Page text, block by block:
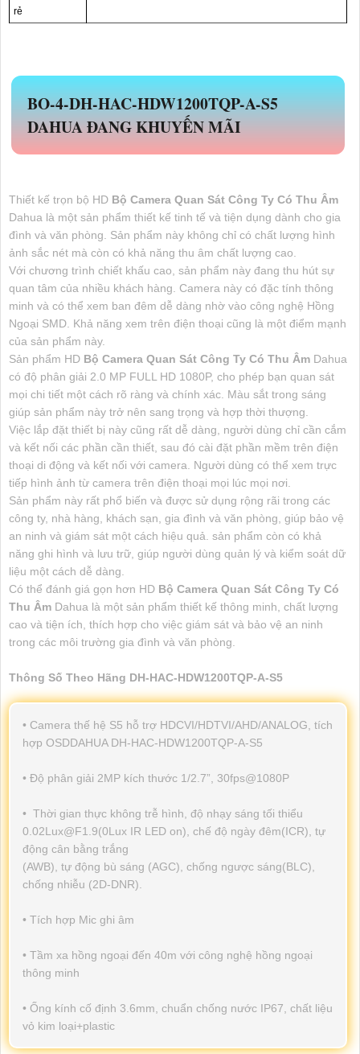
rẻ
BO-4-DH-HAC-HDW1200TQP-A-S5
DAHUA ĐANG KHUYẾN MÃI
Thiết kế trọn bộ HD Bộ Camera Quan Sát Công Ty Có Thu Âm
Dahua là một sản phẩm thiết kế tinh tế và tiện dụng dành cho gia
đình và văn phòng. Sản phẩm này không chỉ có chất lượng hình
ảnh sắc nét mà còn có khả năng thu âm chất lượng cao.
Với chương trình chiết khấu cao, sản phẩm này đang thu hút sự
quan tâm của nhiều khách hàng. Camera này có đặc tính thông
minh và có thể xem ban đêm dễ dàng nhờ vào công nghệ Hồng
Ngoại SMD. Khả năng xem trên điện thoại cũng là một điểm mạnh
của sản phẩm này.
Sản phẩm HD Bộ Camera Quan Sát Công Ty Có Thu Âm Dahua
có độ phân giải 2.0 MP FULL HD 1080P, cho phép bạn quan sát
mọi chi tiết một cách rõ ràng và chính xác. Màu sắt trong sáng
giúp sản phẩm này trở nên sang trọng và hợp thời thượng.
Việc lắp đặt thiết bị này cũng rất dễ dàng, người dùng chỉ cần cắm
và kết nối các phần cần thiết, sau đó cài đặt phần mềm trên điện
thoại di động và kết nối với camera. Người dùng có thể xem trực
tiếp hình ảnh từ camera trên điện thoại mọi lúc mọi nơi.
Sản phẩm này rất phổ biến và được sử dụng rộng rãi trong các
công ty, nhà hàng, khách sạn, gia đình và văn phòng, giúp bảo vệ
an ninh và giám sát một cách hiệu quả. sản phẩm còn có khả
năng ghi hình và lưu trữ, giúp người dùng quản lý và kiểm soát dữ
liệu một cách dễ dàng.
Có thể đánh giá gọn hơn HD Bộ Camera Quan Sát Công Ty Có
Thu Âm Dahua là một sản phẩm thiết kế thông minh, chất lượng
cao và tiện ích, thích hợp cho việc giám sát và bảo vệ an ninh
trong các môi trường gia đình và văn phòng.
Thông Số Theo Hãng DH-HAC-HDW1200TQP-A-S5
• Camera thế hệ S5 hỗ trợ HDCVI/HDTVI/AHD/ANALOG, tích
hợp OSDDAHUA DH-HAC-HDW1200TQP-A-S5
• Độ phân giải 2MP kích thước 1/2.7”, 30fps@1080P
• Thời gian thực không trễ hình, độ nhạy sáng tối thiểu
0.02Lux@F1.9(0Lux IR LED on), chế độ ngày đêm(ICR), tự
động cân bằng trắng
(AWB), tự động bù sáng (AGC), chống ngược sáng(BLC),
chống nhiễu (2D-DNR).
• Tích hợp Mic ghi âm
• Tầm xa hồng ngoại đến 40m với công nghệ hồng ngoại
thông minh
• Ống kính cố định 3.6mm, chuẩn chống nước IP67, chất liệu
vỏ kim loại+plastic